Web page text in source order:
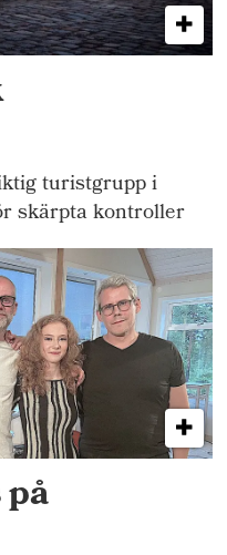
turistgrupp i
skärpta kontroller